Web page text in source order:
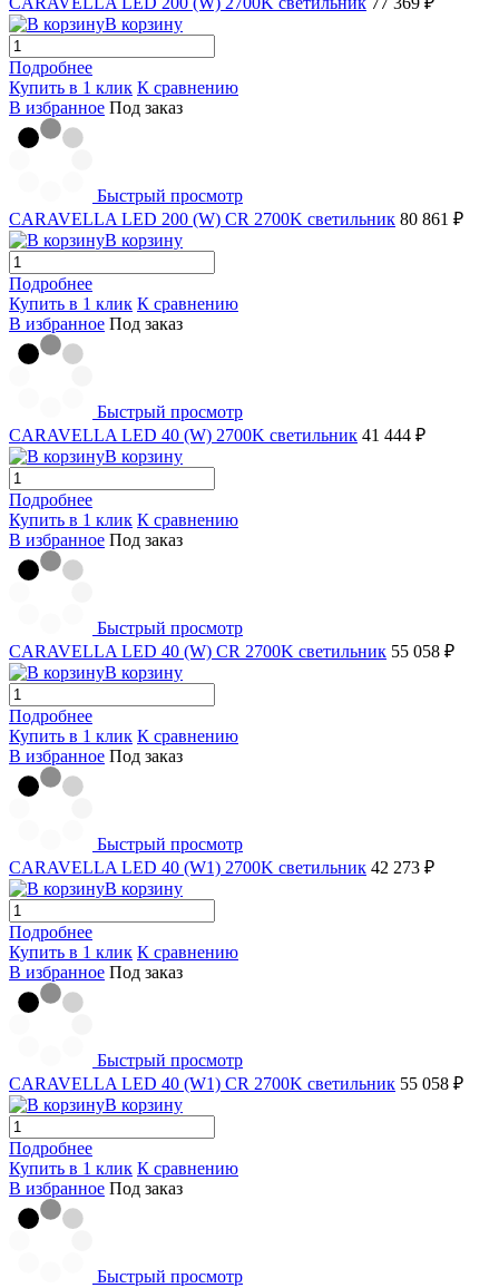
В корзину
Подробнее
Купить в 1 клик К сравнению
В избранное Под заказ
Быстрый просмотр
CARAVELLA LED 200 (W) CR 2700K светильник 80 861 ₽
В корзину
Подробнее
Купить в 1 клик К сравнению
В избранное Под заказ
Быстрый просмотр
CARAVELLA LED 40 (W) 2700K светильник 41 444 ₽
В корзину
Подробнее
Купить в 1 клик К сравнению
В избранное Под заказ
Быстрый просмотр
CARAVELLA LED 40 (W) СR 2700K светильник 55 058 ₽
В корзину
Подробнее
Купить в 1 клик К сравнению
В избранное Под заказ
Быстрый просмотр
CARAVELLA LED 40 (W1) 2700K светильник 42 273 ₽
В корзину
Подробнее
Купить в 1 клик К сравнению
В избранное Под заказ
Быстрый просмотр
CARAVELLA LED 40 (W1) СR 2700K светильник 55 058 ₽
В корзину
Подробнее
Купить в 1 клик К сравнению
В избранное Под заказ
Быстрый просмотр